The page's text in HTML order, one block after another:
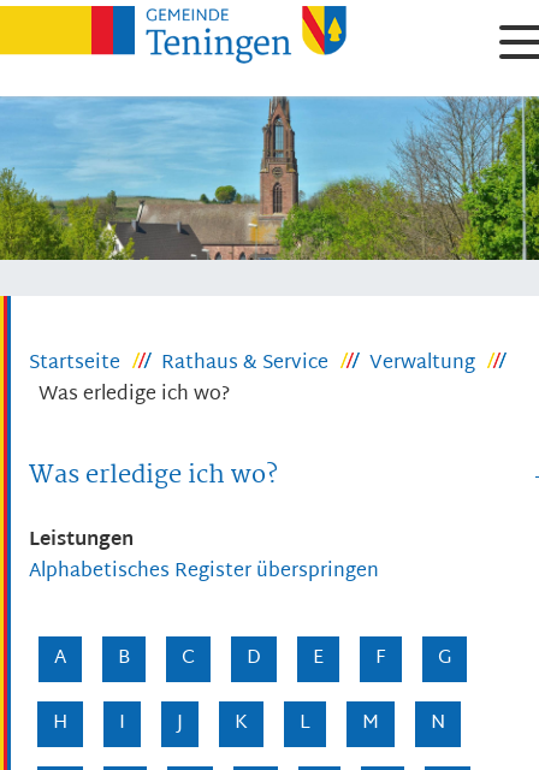
Startseite Rathaus & Service
Verwaltung
Was erledige ich wo?
Was erledige ich wo?
Leistungen
Alphabetisches Register überspringen
A B C D E F
G
H
I J K L M
N